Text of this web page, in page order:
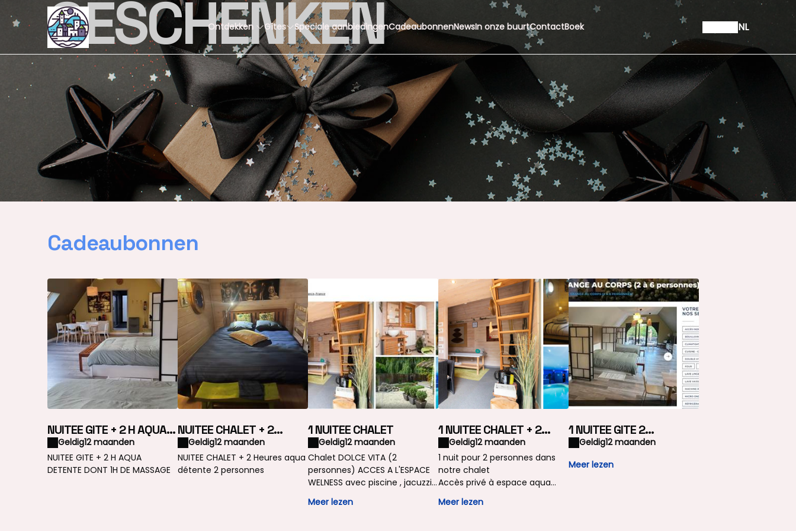
Ontdekken Gîtes Speciale aanbiedingenCadeaubonnenNewsIn onze buurtContactBoek NL
GESCHENKEN
Cadeaubonnen
NUITEE GITE + 2 H AQUA
DETENTE DONT 1H DE
MASSAGE
Geldig12 maanden
NUITEE GITE + 2 H AQUA
DETENTE DONT 1H DE MASSAGE
NUITEE CHALET + 2
Heures aqua détente 2
personnes
Geldig12 maanden
NUITEE CHALET + 2 Heures aqua
détente 2 personnes
1 NUITEE CHALET
Geldig12 maanden
Chalet DOLCE VITA (2
personnes) ACCES A L'ESPACE
WELNESS avec piscine , jacuzzi ,
supplément sur réservation
Meer lezen
1 NUITEE CHALET + 2
Heures aqua detente 2
personnes
Geldig12 maanden
1 nuit pour 2 personnes dans
notre chalet
Accès privé à espace aqua
,sauna ,hammam) 2 heures 2
Meer lezen
1 NUITEE GITE 2
personnes + 2 heures
personnes
Geldig12 maanden
Meer lezen